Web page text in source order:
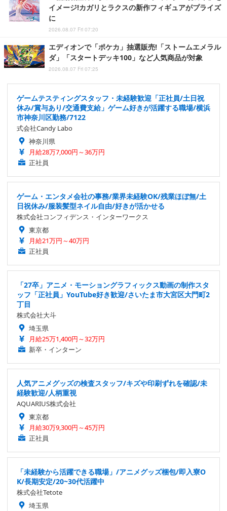
イメージ!カガリとラクスの新作フィギュアがプライズ
に
2026.08.07 Fri 07:20
エディオンで「ポケカ」抽選販売!「ストームエメラル
ダ」「スタートデッキ100」など人気商品が対象
2026.08.07 Fri 07:25
ゲームテスティングスタッフ・未経験歓迎「正社員/土日祝
休み/賞与あり/交通費支給」ゲーム好きが活躍する職場/横浜
市神奈川区勤務/7122
式会社Candy Labo
神奈川県
月給28万7,000円～36万円
正社員
ゲーム・エンタメ会社の事務/業界未経験OK/残業ほぼ無/土
日祝休み/服装髪型ネイル自由/好きが活かせる
株式会社コンフィデンス・インターワークス
東京都
月給21万円～40万円
正社員
「27卒」アニメ・モーショングラフィックス動画の制作スタ
ッフ「正社員」YouTube好き歓迎/さいたま市大宮区大門町2
丁目
株式会社大斗
埼玉県
月給25万1,400円～32万円
新卒・インターン
人気アニメグッズの検査スタッフ/キズや印刷ずれを確認/未
経験歓迎/人柄重視
AQUARIUS株式会社
東京都
月給30万9,300円～45万円
正社員
「未経験から活躍できる職場」/アニメグッズ梱包/即入寮O
K/長期安定/20~30代活躍中
株式会社Tetote
埼玉県